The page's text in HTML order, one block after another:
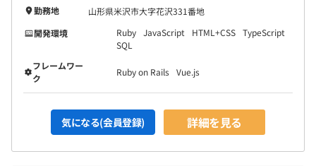
勤務地
山形県米沢市大字花沢331番地
開発環境
Ruby JavaScript HTML+CSS TypeScript
SQL
フレームワー
ク
Ruby on Rails Vue.js
気になる(会員登録) 詳細を見る